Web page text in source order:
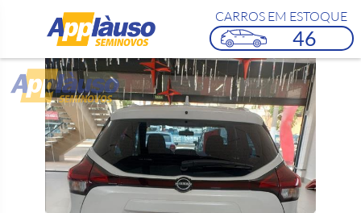
CARROS EM ESTOQUE
46